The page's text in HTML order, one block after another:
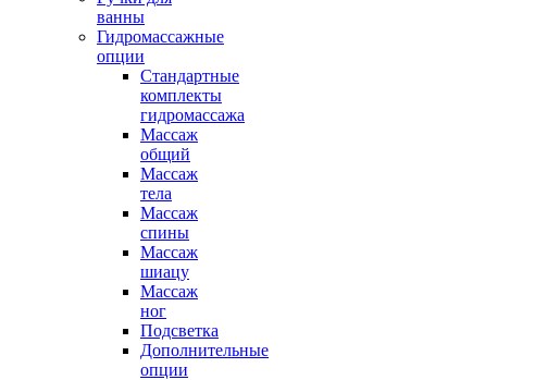
ванны
Гидромассажные
опции
Стандартные
комплекты
гидромассажа
Массаж
общий
Массаж
тела
Массаж
спины
Массаж
шиацу
Массаж
ног
Подсветка
Дополнительные
опции